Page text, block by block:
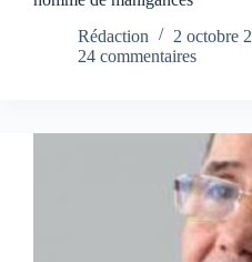
Rédaction
2 octobre
24 commentaires